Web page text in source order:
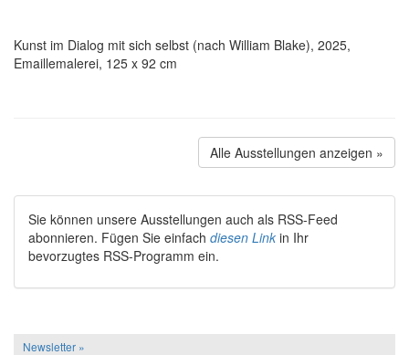
Kunst im Dialog mit sich selbst (nach William Blake), 2025,
Emaillemalerei, 125 x 92 cm
Alle Ausstellungen anzeigen »
Sie können unsere Ausstellungen auch als RSS-Feed
abonnieren. Fügen Sie einfach diesen Link in Ihr
bevorzugtes RSS-Programm ein.
Newsletter »